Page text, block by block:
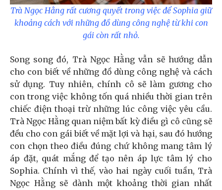
Trà Ngọc Hằng rất cương quyết trong việc để Sophia giữ
khoảng cách với những đồ dùng công nghệ từ khi con
gái còn rất nhỏ.
Song song đó, Trà Ngọc Hằng vẫn sẽ hướng dẫn
cho con biết về những đồ dùng công nghệ và cách
sử dụng. Tuy nhiên, chính cô sẽ làm gương cho
con trong việc không tốn quá nhiều thời gian trên
chiếc điện thoại trừ những lúc công việc yêu cầu.
Trà Ngọc Hằng quan niệm bất kỳ điều gì cô cũng sẽ
đều cho con gái biết về mặt lợi và hại, sau đó hướng
con chọn theo điều đúng chứ không mang tâm lý
áp đặt, quát mắng để tạo nên áp lực tâm lý cho
Sophia. Chính vì thế, vào hai ngày cuối tuần, Trà
Ngọc Hằng sẽ dành một khoảng thời gian nhất